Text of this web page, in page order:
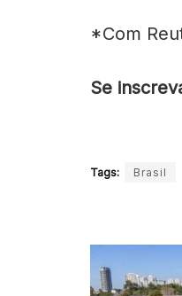
*Com
Se
Tags: Brasil